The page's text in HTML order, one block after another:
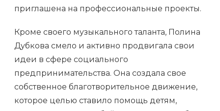
приглашена на профессиональные проекты.
Кроме своего музыкального таланта, Полина
Дубкова смело и активно продвигала свои
идеи в сфере социального
предпринимательства. Она создала свое
собственное благотворительное движение,
которое целью ставило помощь детям,